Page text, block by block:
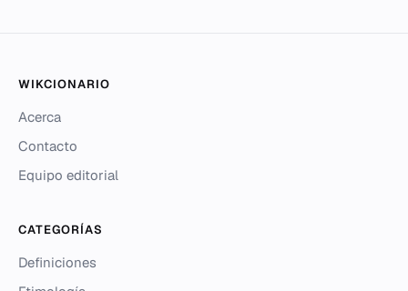
WIKCIONARIO
Acerca
Contacto
Equipo editorial
CATEGORÍAS
Definiciones